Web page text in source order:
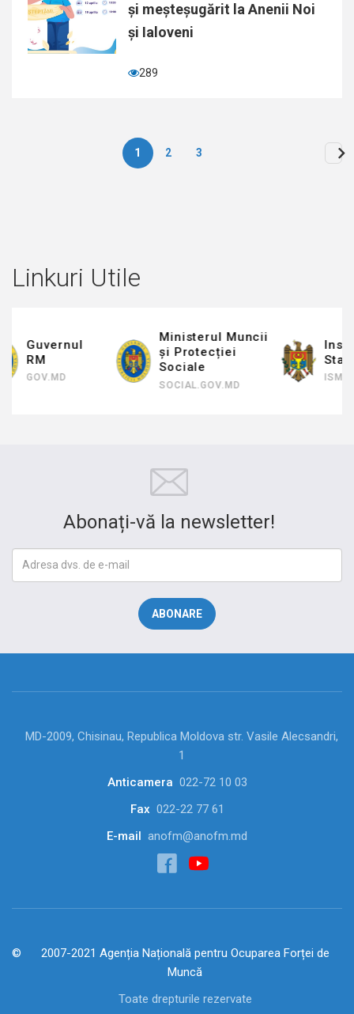
și meșteșugărit la Anenii Noi
și Ialoveni
289
1 2 3
Linkuri Utile
Ministerul Muncii
și Protecției
SOCIAL.GOV.MD
Inspectoratul de
Stat al Muncii
Abonați-vă la newsletter!
MD-2009, Chisinau, Republica Moldova str. Vasile Alecsandri,
1
Anticamera 022-72 10 03
Fax 022-22 77 61
E-mail anofm@anofm.md
2007-2021 Agenția Națională pentru Ocuparea Forței de
Muncă
Toate drepturile rezervate